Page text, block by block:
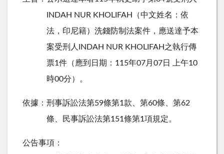
INDAH NUR KHOLIFAH（中文姓名：依
法，印尼籍）洗錢防制法案件，應送達予本
案受刑人INDAH NUR KHOLIFAH之執行傳
票1件（應到日期：115年07月07日 上午10
時00分）。
依據：刑事訴訟法第59條第1款、第60條、第62
條、民事訴訟法第151條第1項規定。
公告事項：